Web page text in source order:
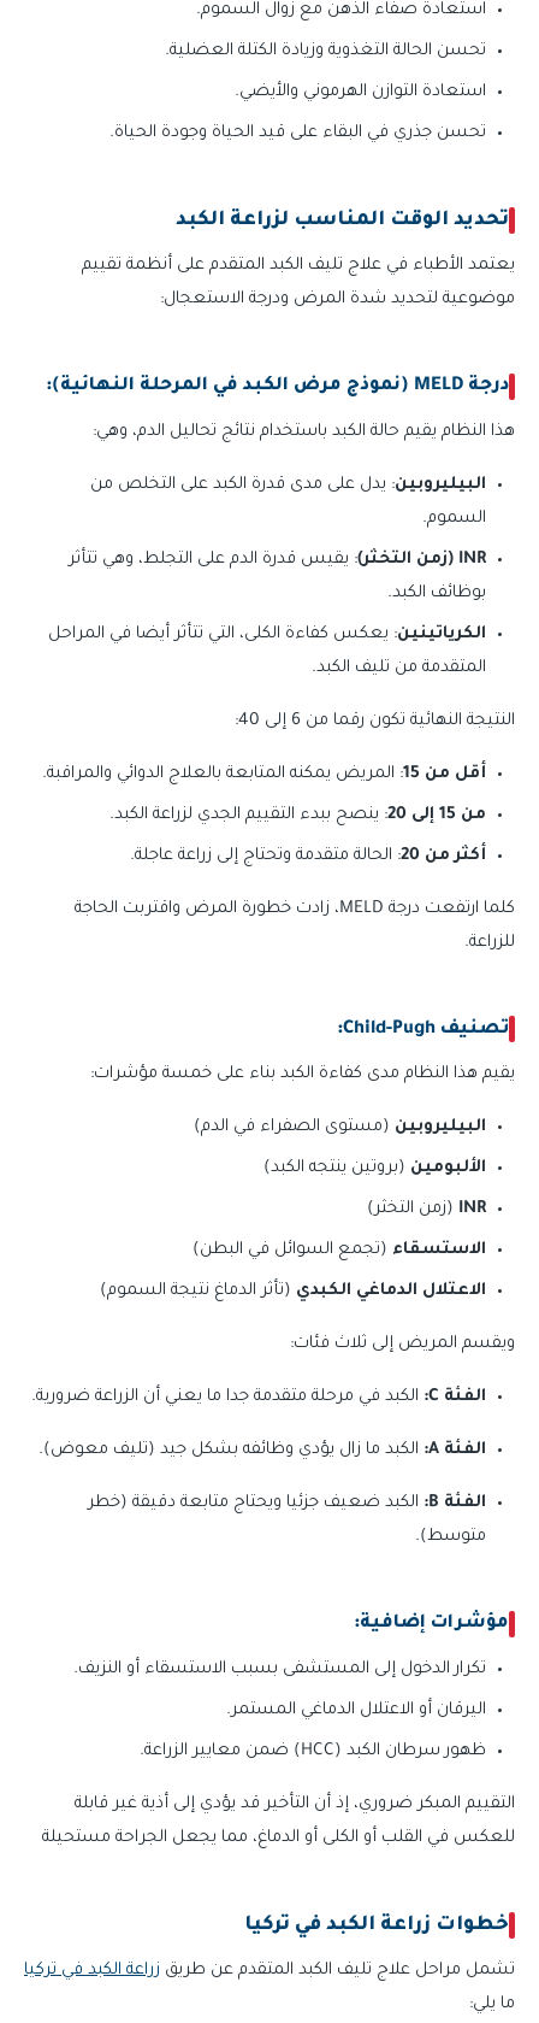
استعادة صفاء الذهن مع زوال السموم.
تحسن الحالة التغذوية وزيادة الكتلة العضلية.
استعادة التوازن الهرموني والأيضي.
تحسن جذري في البقاء على قيد الحياة وجودة الحياة.
تحديد الوقت المناسب لزراعة الكبد
يعتمد الأطباء في علاج تليف الكبد المتقدم على أنظمة تقييم
موضوعية لتحديد شدة المرض ودرجة الاستعجال:
درجة MELD (نموذج مرض الكبد في المرحلة النهائية):
هذا النظام يقيم حالة الكبد باستخدام نتائج تحاليل الدم، وهي:
البيليروبين: يدل على مدى قدرة الكبد على التخلص من
السموم.
INR (زمن التخثر)
: يقيس قدرة الدم على التجلط، وهي تتأثر
بوظائف الكبد.
الكرياتينين: يعكس كفاءة الكلى، التي تتأثر أيضا في المراحل
المتقدمة من تليف الكبد.
النتيجة النهائية تكون رقما من 6 إلى 40:
أقل من 15 : المريض يمكنه المتابعة بالعلاج الدوائي والمراقبة.
من 15 إلى 20 : ينصح ببدء التقييم الجدي لزراعة الكبد.
أكثر من 20 : الحالة متقدمة وتحتاج إلى زراعة عاجلة.
كلما ارتفعت درجة MELD، زادت خطورة المرض واقتربت الحاجة
للزراعة.
تصنيف Child-Pugh:
يقيم هذا النظام مدى كفاءة الكبد بناء على خمسة مؤشرات:
البيليروبين (مستوى الصفراء في الدم)
الألبومين (بروتين ينتجه الكبد)
INR (زمن التخثر)
الاستسقاء (تجمع السوائل في البطن)
الاعتلال الدماغي الكبدي (تأثر الدماغ نتيجة السموم)
ويقسم المريض إلى ثلاث فئات:
الفئة C: الكبد في مرحلة متقدمة جدا ما يعني أن الزراعة ضرورية.
الفئة A: الكبد ما زال يؤدي وظائفه بشكل جيد (تليف معوض).
الفئة B:
الكبد ضعيف جزئيا ويحتاج متابعة دقيقة (خطر
متوسط).
مؤشرات إضافية:
تكرار الدخول إلى المستشفى بسبب الاستسقاء أو النزيف.
اليرقان أو الاعتلال الدماغي المستمر.
ظهور سرطان الكبد (HCC) ضمن معايير الزراعة.
التقييم المبكر ضروري، إذ أن التأخير قد يؤدي إلى أذية غير قابلة
للعكس في القلب أو الكلى أو الدماغ، مما يجعل الجراحة مستحيلة
خطوات زراعة الكبد في تركيا
تشمل مراحل علاج تليف الكبد المتقدم عن طريق زراعة الكبد في تركيا
ما يلي: